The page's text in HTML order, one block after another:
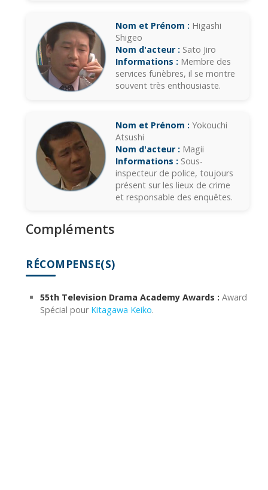
Nom et Prénom : Higashi
Shigeo
Nom d'acteur : Sato Jiro
Informations : Membre des
services funèbres, il se montre
souvent très enthousiaste.
Nom et Prénom : Yokouchi
Atsushi
Nom d'acteur : Magii
Informations : Sous-
inspecteur de police, toujours
présent sur les lieux de crime
et responsable des enquêtes.
Compléments
RÉCOMPENSE(S)
55th Television Drama Academy Awards : Award
Spécial pour Kitagawa Keiko.